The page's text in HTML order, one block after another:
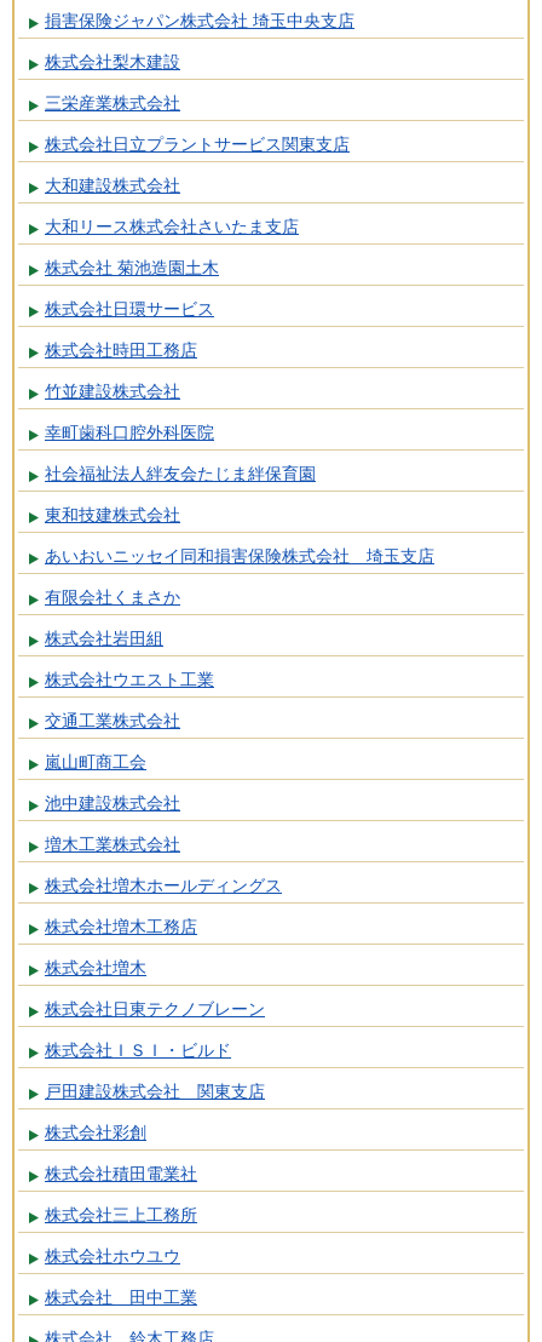
損害保険ジャパン株式会社 埼玉中央支店
株式会社梨木建設
三栄産業株式会社
株式会社日立プラントサービス関東支店
大和建設株式会社
大和リース株式会社さいたま支店
株式会社 菊池造園土木
株式会社日環サービス
株式会社時田工務店
竹並建設株式会社
幸町歯科口腔外科医院
社会福祉法人絆友会たじま絆保育園
東和技建株式会社
あいおいニッセイ同和損害保険株式会社 埼玉支店
有限会社くまさか
株式会社岩田組
株式会社ウエスト工業
交通工業株式会社
嵐山町商工会
池中建設株式会社
増木工業株式会社
株式会社増木ホールディングス
株式会社増木工務店
株式会社増木
株式会社日東テクノブレーン
株式会社ＩＳＩ・ビルド
戸田建設株式会社 関東支店
株式会社彩創
株式会社積田電業社
株式会社三上工務所
株式会社ホウユウ
株式会社 田中工業